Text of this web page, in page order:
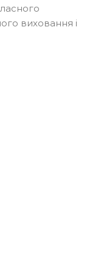
виховання і